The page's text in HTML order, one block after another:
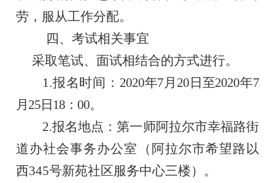
劳，服从工作分配。
四、考试相关事宜
采取笔试、面试相结合的方式进行。
1.报名时间： 2020年7 月 20 日至2020年7
月 25日 18：00。
2.报名地点：第一师阿拉尔市幸福路街
道办社会事务办公室（阿拉尔市希望路以
西345号新苑社区服务中心三楼）。